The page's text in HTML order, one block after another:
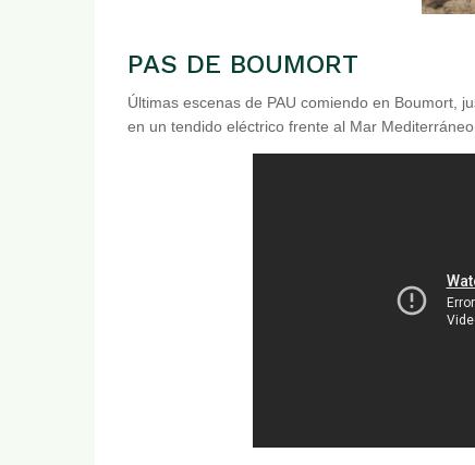
PAS DE BOUMORT
Últimas escenas de PAU comiendo en Boumort,
en un tendido eléctrico frente al Mar Mediterráneo.